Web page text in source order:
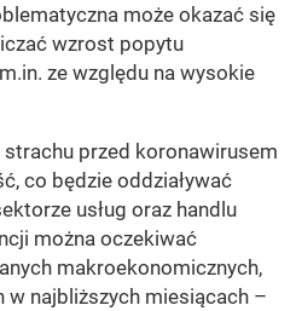
może okazać się
wzrost popytu
ze względu na wysokie
przed koronawirusem
co będzie oddziaływać
usług oraz handlu
można oczekiwać
makroekonomicznych,
w najbliższych miesiącach –